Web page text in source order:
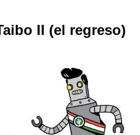
II (el regreso)